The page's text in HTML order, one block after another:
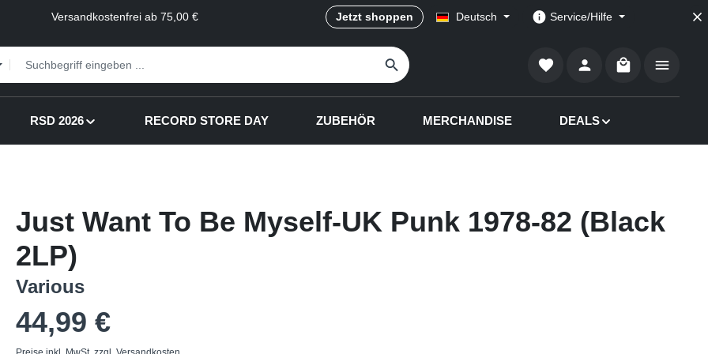
Versandkostenfrei ab 75,00 € Jetzt shoppen Deutsch Service/Hilfe
Warenkorb
RSD 2026 RECORD STORE DAY ZUBEHÖR MERCHANDISE DEALS
Just Want To Be Myself-UK Punk 1978-82 (Black
2LP)
Various
44,99 €